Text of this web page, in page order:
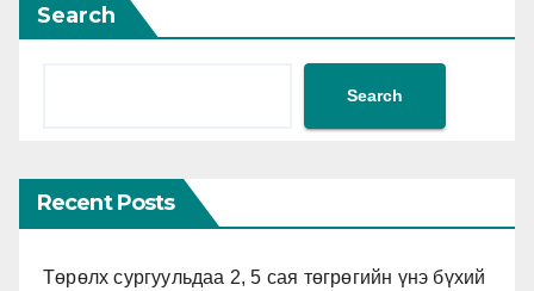
Search
Search
Recent Posts
Төрөлх сургуульдаа 2, 5 сая төгрөгийн үнэ бүхий